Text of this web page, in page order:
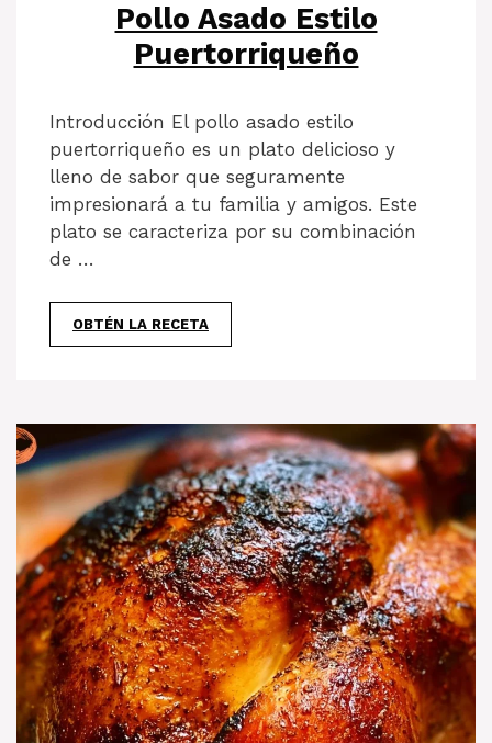
Pollo Asado Estilo
Puertorriqueño
Introducción El pollo asado estilo
puertorriqueño es un plato delicioso y
lleno de sabor que seguramente
impresionará a tu familia y amigos. Este
plato se caracteriza por su combinación
de …
OBTÉN LA RECETA